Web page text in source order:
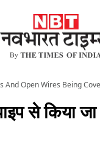
And Open Wires Being
से किया जा